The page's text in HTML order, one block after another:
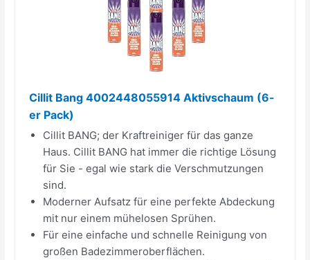
Cillit Bang 4002448055914 Aktivschaum (6-
er Pack)
Cillit BANG; der Kraftreiniger für das ganze
Haus. Cillit BANG hat immer die richtige Lösung
für Sie - egal wie stark die Verschmutzungen
sind.
Moderner Aufsatz für eine perfekte Abdeckung
mit nur einem mühelosen Sprühen.
Für eine einfache und schnelle Reinigung von
großen Badezimmeroberflächen.